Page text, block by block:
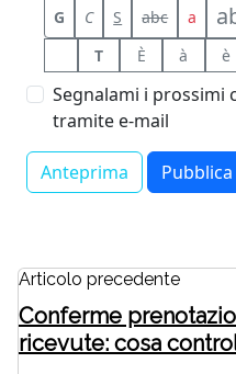
G C S abc a
T
È à è
Segnalami i prossimi
tramite e-mail
Articolo precedente
Conferme
ricevute: cosa